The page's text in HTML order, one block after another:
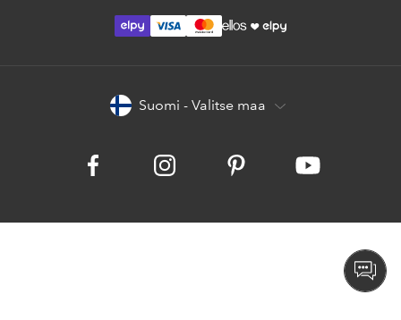
elpy elpy
Suomi - Valitse maa
Facebook Instagram Pinterest Youtube
Avaa
chat-